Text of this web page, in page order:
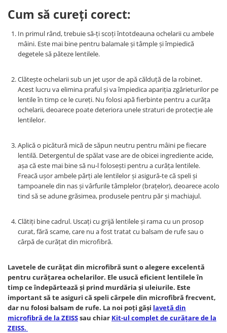
Hugo Boss
Jimmy Choo
Michael Kors
Mont Blanc
Persol
Ralph
Ray-Ban
Scotch & Soda
Ted Baker
Tom Ford
Versace
Saint Laurent
Swarovski
Miu Miu
Aria
Armani Exchange
Baltica
Benetton
Bergman
Maui Jim
Michael Kors
Mont Blanc
Oakley
Ray-Ban
Silhouette
Saint Laurent
Swarovski
Tom Ford
Versace
Vogue
Prada
Miu Miu
Armani Exchange
Benetton
Christie's
Mango Sun
Orange
Polar
Tonny Sun
People
Polar
Pull&Bear
Saint Laurent
Scotch&Soda
Silhouette
Ted Baker
Tom Ford
Tommy Hilfiger
Tonny
Vogue
Cum să cureți corect:
In primul rând, trebuie să-ți scoți întotdeauna ochelarii cu ambele
mâini. Este mai bine pentru balamale și tâmple și împiedică
degetele să păteze lentilele.
Clătește ochelarii sub un jet ușor de apă călduță de la robinet.
Acest lucru va elimina praful și va împiedica apariția zgârieturilor pe
lentile în timp ce le cureți. Nu folosi apă fierbinte pentru a curăța
ochelarii, deoarece poate deteriora unele straturi de protecție ale
lentilelor.
Aplică o picătură mică de săpun neutru pentru mâini pe fiecare
lentilă. Detergentul de spălat vase are de obicei ingrediente acide,
așa că este mai bine să nu-l folosești pentru a curăța lentilele.
Freacă ușor ambele părți ale lentilelor și asigură-te că speli și
tampoanele din nas și vârfurile tâmplelor (brațelor), deoarece acolo
tind să se adune grăsimea, produsele pentru păr și machiajul.
Clătiți bine cadrul. Uscați cu grijă lentilele și rama cu un prosop
curat, fără scame, care nu a fost tratat cu balsam de rufe sau o
cârpă de curățat din microfibră.
Lavetele de curățat din microfibră sunt o alegere excelentă
pentru curățarea ochelarilor. Ele usucă eficient lentilele în
timp ce îndepărtează și prind murdăria și uleiurile. Este
important să te asiguri că speli cârpele din microfibră frecvent,
dar nu folosi balsam de rufe. La noi poți găși lavetă din
microfibră de la ZEISSsau chiar Kit-ul complet de curățare de la
ZEISS.